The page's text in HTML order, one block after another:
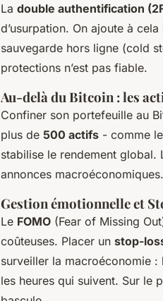
La double authentification
d’usurpation. On ajoute à cela
sauvegarde hors ligne (cold
protections n’est pas fiable.
Au-delà du Bitcoin : les
Confiner son portefeuille au
plus de 500 actifs - comme
stabilise le rendement global.
annonces
Gestion émotionnelle et
Le FOMO (Fear of Missing
coûteuses. Placer un stop-
surveiller la macroéconomie :
les heures qui suivent. Sur le